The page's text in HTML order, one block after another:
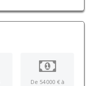
De 54 000 € à